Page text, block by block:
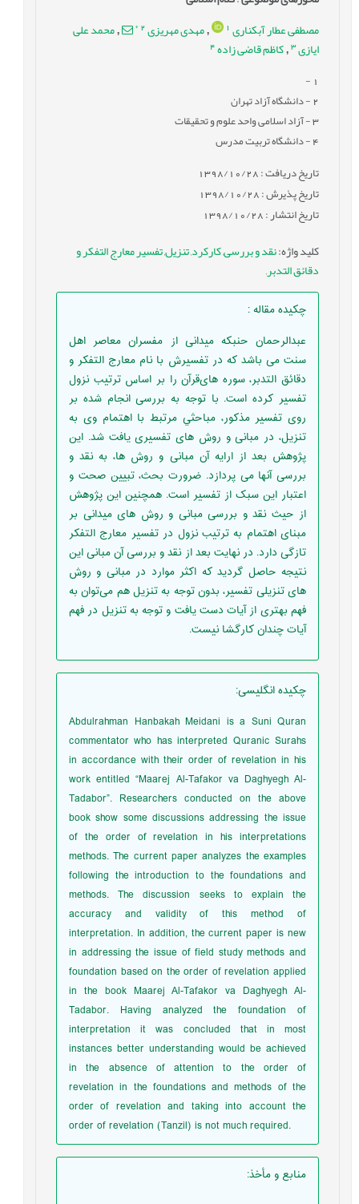
مصطفی عطار آبکناری
,مهدی مهریزی 2
*
,محمد علی
ایازی 3
,کاظم قاضی زاده4
-
2- دانشگاه آزاد تهران
3- آزاد اسلامی واحد علوم و تحقیقات
4- دانشگاه تربیت مدرس
تاریخ دریافت : 1398/10/28
تاریخ پذیرش : 1398/10/28
تاریخ انتشار : 1398/10/28
کلید واژه:نقد و بررسی,کارکرد,تنزیل,تفسیر معارج التفکر و
دقائق التدبر,
چکیده مقاله:
عبدالرحمان حنبکه میدانی از مفسران معاصر اهل
سنت می باشد که در تفسیرش با نام معارج التفکر و
دقائق التدبر، سوره های‌قرآن را بر اساس ترتیب نزول
تفسیر کرده است. با توجه به بررسی انجام شده بر
روی تفسیر مذکور، مباحثي مرتبط با اهتمام وی به
تنزیل، در مبانی و روش های تفسیری يافت شد. این
پژوهش بعد از ارایه آن مبانی و روش ها، به نقد و
بررسی آنها می پردازد. ضرورت بحث، تبیین صحت و
اعتبار این سبک از تفسیر است. همچنین این پژوهش
از حیث نقد و بررسی مبانی و روش های میدانی بر
مبنای اهتمام به ترتیب نزول در تفسیر معارج التفکر
تازگی دارد. در نهایت بعد از نقد و بررسی آن مبانی این
نتیجه حاصل گردید که اکثر موارد در مبانی و روش
های تنزیلی تفسیر، بدون توجه به تنزیل هم می‌توان به
فهم بهتری از آیات دست یافت و توجه به تنزیل در فهم
آیات چندان کارگشا نیست.
چکیده انگلیسی:
Abdulrahman Hanbakah Meidani is a Suni Quran
commentator who has interpreted Quranic Surahs
in accordance with their order of revelation in his
work entitled “Maarej Al-Tafakor va Daghyegh Al-
Tadabor”. Researchers conducted on the above
book show some discussions addressing the issue
of the order of revelation in his interpretations
methods. The current paper analyzes the examples
following the introduction to the foundations and
methods. The discussion seeks to explain the
accuracy and validity of this method of
interpretation. In addition, the current paper is new
in addressing the issue of field study methods and
foundation based on the order of revelation applied
in the book Maarej Al-Tafakor va Daghyegh Al-
Tadabor. Having analyzed the foundation of
interpretation it was concluded that in most
instances better understanding would be achieved
in the absence of attention to the order of
revelation in the foundations and methods of the
order of revelation and taking into account the
order of revelation (Tanzil) is not much required.
منابع و مأخذ: